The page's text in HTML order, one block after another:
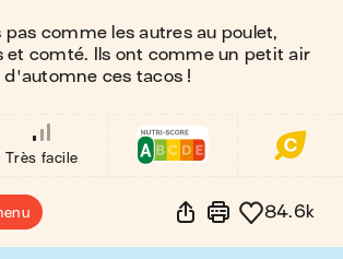
pas comme les autres au poulet,
et comté. Ils ont comme un petit air
d'automne ces tacos !
Très facile
84.6k